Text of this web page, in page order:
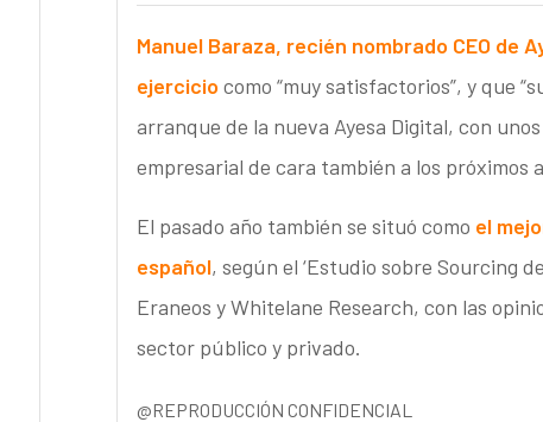
Manuel Baraza, recién nombrado CEO de
ejercicio como “muy satisfactorios”, y que
arranque de la nueva Ayesa Digital, con
empresarial de cara también a los próximos
El pasado año también se situó como el
español, según el ‘Estudio sobre Sourcing
Eraneos y Whitelane Research, con las
sector público y privado.
@REPRODUCCIÓN CONFIDENCIAL